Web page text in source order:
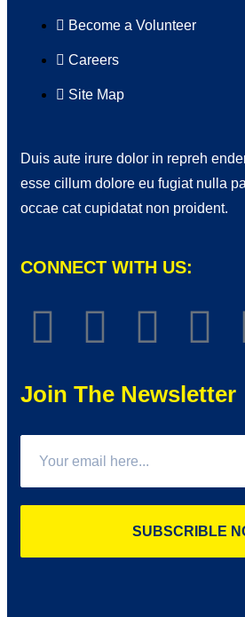
Become a Volunteer
Careers
Site Map
Duis aute irure dolor in repreh
esse cillum dolore eu fugiat nulla
occae cat cupidatat non proident.
CONNECT WITH US:
Join The Newsletter
SUBSCRIBLE